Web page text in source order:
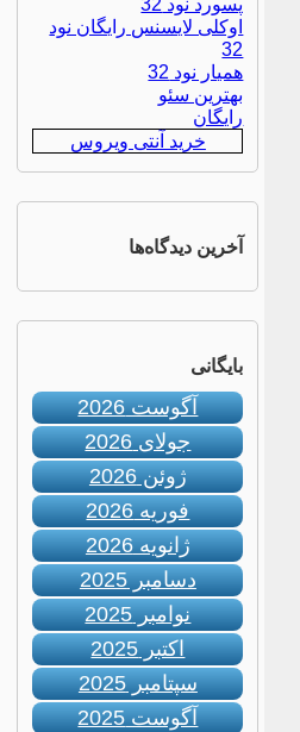
اوکلی لایسنس رایگان نود
32
همیار نود 32
بهترین سئو
رایگان
خرید آنتی ویروس
آخرین دیدگاه‌ها
بایگانی
آگوست 2026
جولای 2026
ژوئن 2026
فوریه 2026
ژانویه 2026
دسامبر 2025
نوامبر 2025
اکتبر 2025
سپتامبر 2025
آگوست 2025